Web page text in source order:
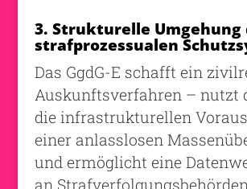
3. Strukturelle Umgehung
strafprozessualen
Das GgdG-E schafft ein
Auskunftsverfahren – nutzt
die infrastrukturellen
einer anlasslosen
und ermöglicht eine
an